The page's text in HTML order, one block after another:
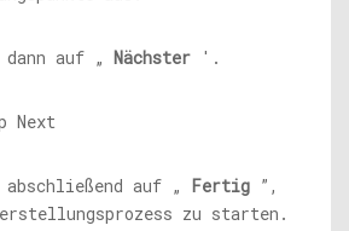
auf „ Nächster '.
auf „ Fertig ”,
zu starten.